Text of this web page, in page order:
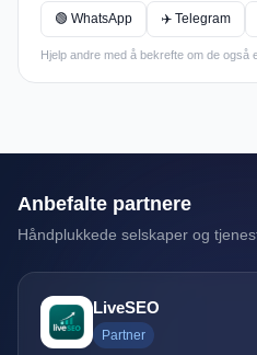
🟢 WhatsApp ✈️ Telegram
Hjelp andre med å bekrefte om de også
Anbefalte partnere
Håndplukkede selskaper og
LiveSEO
Partner